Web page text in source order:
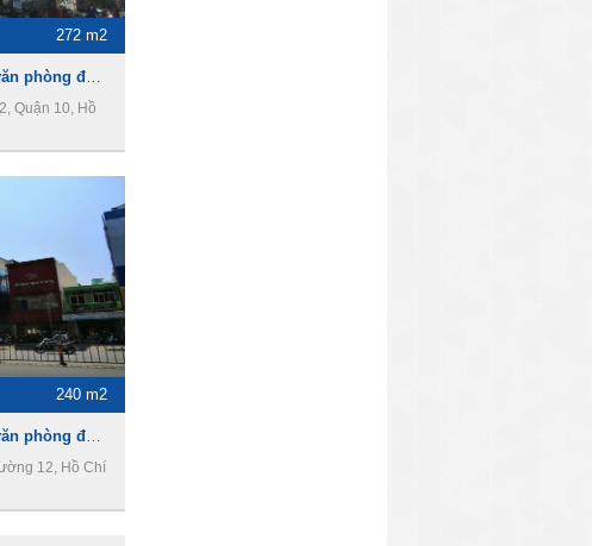
272 m2
Quận 10, Hồ
240 m2
12, Hồ Chí